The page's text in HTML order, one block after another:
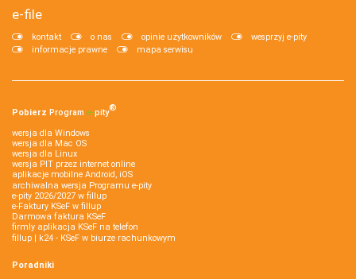
e-file
kontakt o nas opinie użytkowników
wesprzyj e-pity
informacje prawne
mapa serwisu
Pobierz Program e‑pity®
wersja dla Windows
wersja dla Mac OS
wersja dla Linux
wersja PIT przez internet online
aplikacje mobilne Android, iOS
archiwalna wersja Programu e-pity
e-pity 2026/2027 w fillup
e‑Faktury KSeF w fillup
Darmowa faktura KSeF
firmly aplikacja KSeF na telefon
fillup | k24 - KSeF w biurze rachunkowym
Poradniki